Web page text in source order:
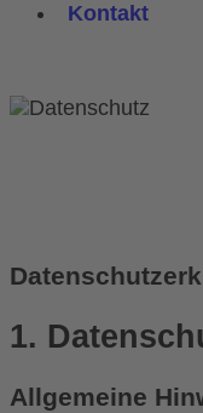
Kontakt
1.
Allgemeine